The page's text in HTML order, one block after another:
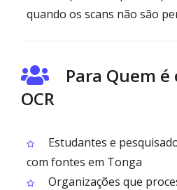
quando os scans não são
Para Quem é
OCR
Estudantes e
com fontes em Tonga
Organizações que